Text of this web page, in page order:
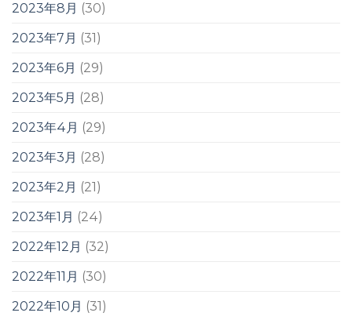
2023年8月 (30)
2023年7月 (31)
2023年6月 (29)
2023年5月 (28)
2023年4月 (29)
2023年3月 (28)
2023年2月 (21)
2023年1月 (24)
2022年12月 (32)
2022年11月 (30)
2022年10月 (31)